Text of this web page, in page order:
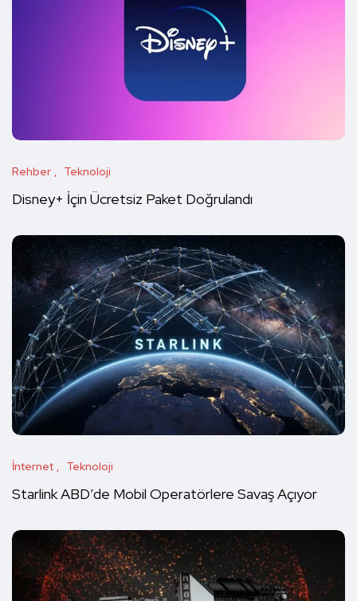
Rehber Teknoloji
Disney+ İçin Ücretsiz Paket Doğrulandı
İnternet Teknoloji
Starlink ABD’de Mobil Operatörlere Savaş Açıyor